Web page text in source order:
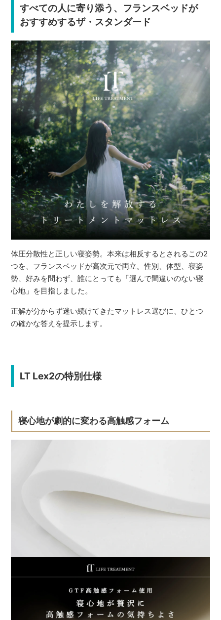
すべての人に寄り添う、フランスベッドが
おすすめするザ・スタンダード
体圧分散性と正しい寝姿勢。本来は相反するとされるこの2
つを、フランスベッドが高次元で両立。性別、体型、寝姿
勢、好みを問わず、誰にとっても「選んで間違いのない寝
心地」を目指しました。
正解が分からず迷い続けてきたマットレス選びに、ひとつ
の確かな答えを提示します。
LT Lex2の特別仕様
寝心地が劇的に変わる高触感フォーム